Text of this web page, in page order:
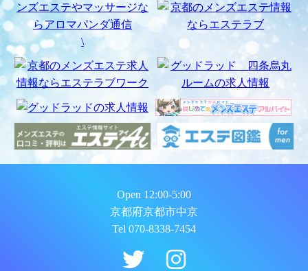
\
Open 12:00-5:00
京都府京都市中京
Tel 070-8338-7454